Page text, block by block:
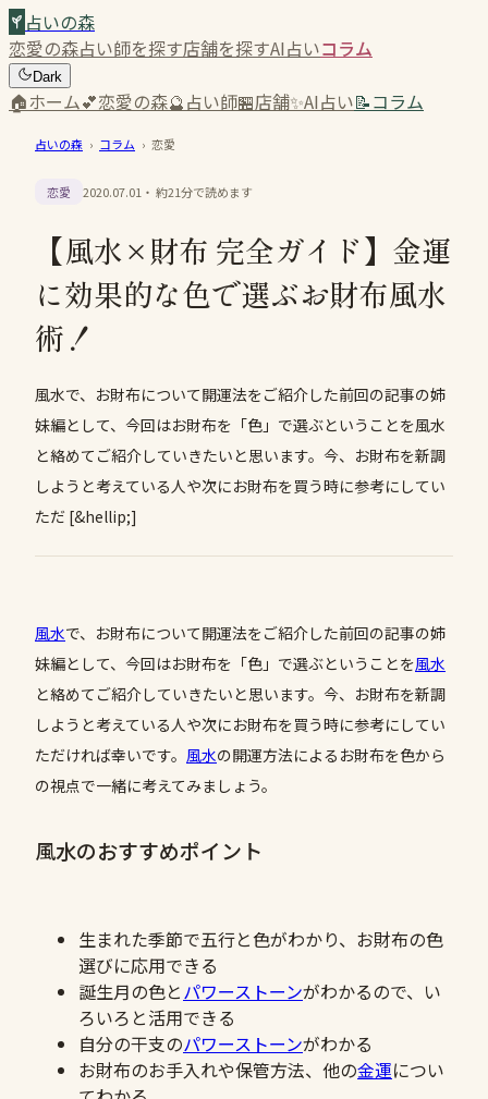
占いの森
恋愛の森占い師を探す店舗を探すAI占いコラム
Dark
🏠ホーム💕恋愛の森🔮占い師🏪店舗✨AI占い📝コラム
占いの森 › コラム › 恋愛
恋愛 2020.07.01 ・ 約21分で読めます
【風水×財布 完全ガイド】金運
に効果的な色で選ぶお財布風水
術！
風水で、お財布について開運法をご紹介した前回の記事の姉
妹編として、今回はお財布を「色」で選ぶということを風水
と絡めてご紹介していきたいと思います。今、お財布を新調
しようと考えている人や次にお財布を買う時に参考にしてい
ただ [&hellip;]
風水で、お財布について開運法をご紹介した前回の記事の姉
妹編として、今回はお財布を「色」で選ぶということを風水
と絡めてご紹介していきたいと思います。今、お財布を新調
しようと考えている人や次にお財布を買う時に参考にしてい
ただければ幸いです。 風水の開運方法によるお財布を色から
の視点で一緒に考えてみましょう。
風水のおすすめポイント
生まれた季節で五行と色がわかり、お財布の色
選びに応用できる
誕生月の色とパワーストーンがわかるので、い
ろいろと活用できる
自分の干支のパワーストーンがわかる
お財布のお手入れや保管方法、他の金運につい